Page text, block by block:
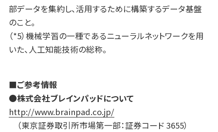
部データを集約し、活用するために構築するデータ基盤
のこと。
（*5）機械学習の一種であるニューラルネットワークを用
いた、人工知能技術の総称。
■ご参考情報
●株式会社ブレインパッドについて
http://www.brainpad.co.jp/
（東京証券取引所市場第一部：証券コード 3655）